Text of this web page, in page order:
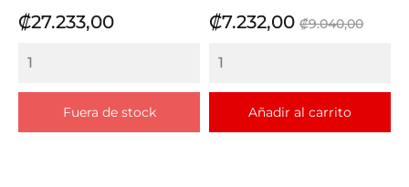
Precio
₡27.233,00
Fuera de stock
Precio
₡7.232,00 Precio
₡9.040,00
Añadir al carrito